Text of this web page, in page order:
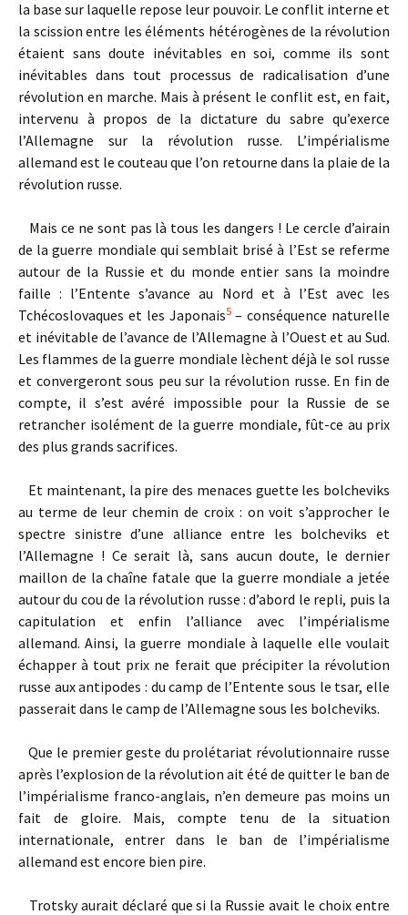
la base sur laquelle repose leur pouvoir. Le conflit interne et
la scission entre les éléments hétérogènes de la révolution
étaient sans doute inévitables en soi, comme ils sont
inévitables dans tout processus de radicalisation d’une
révolution en marche. Mais à présent le conflit est, en fait,
intervenu à propos de la dictature du sabre qu’exerce
l’Allemagne sur la révolution russe. L’impérialisme
allemand est le couteau que l’on retourne dans la plaie de la
révolution russe.
Mais ce ne sont pas là tous les dangers ! Le cercle d’airain
de la guerre mondiale qui semblait brisé à l’Est se referme
autour de la Russie et du monde entier sans la moindre
faille : l’Entente s’avance au Nord et à l’Est avec les
Tchécoslovaques et les Japonais5– conséquence naturelle
et inévitable de l’avance de l’Allemagne à l’Ouest et au Sud.
Les flammes de la guerre mondiale lèchent déjà le sol russe
et convergeront sous peu sur la révolution russe. En fin de
compte, il s’est avéré impossible pour la Russie de se
retrancher isolément de la guerre mondiale, fût-ce au prix
des plus grands sacrifices.
Et maintenant, la pire des menaces guette les bolcheviks
au terme de leur chemin de croix : on voit s’approcher le
spectre sinistre d’une alliance entre les bolcheviks et
l’Allemagne ! Ce serait là, sans aucun doute, le dernier
maillon de la chaîne fatale que la guerre mondiale a jetée
autour du cou de la révolution russe : d’abord le repli, puis la
capitu­lation et enfin l’alliance avec l’impérialisme
allemand. Ainsi, la guerre mondiale à laquelle elle voulait
échapper à tout prix ne ferait que précipiter la révolution
russe aux antipodes : du camp de l’Entente sous le tsar, elle
passerait dans le camp de l’Allemagne sous les bolcheviks.
Que le premier geste du prolétariat révolutionnaire russe
après l’explosion de la révolution ait été de quitter le ban de
l’impérialisme franco-anglais, n’en demeure pas moins un
fait de gloire. Mais, compte tenu de la situation
internationale, entrer dans le ban de l’impérialisme
allemand est encore bien pire.
Trotsky aurait déclaré que si la Russie avait le choix entre